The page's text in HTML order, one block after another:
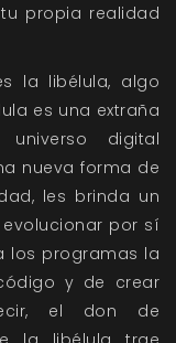
propia realidad
la libélula, algo
es una extraña
digital
nueva forma de
les brinda un
por sí
los programas la
y de crear
el don de